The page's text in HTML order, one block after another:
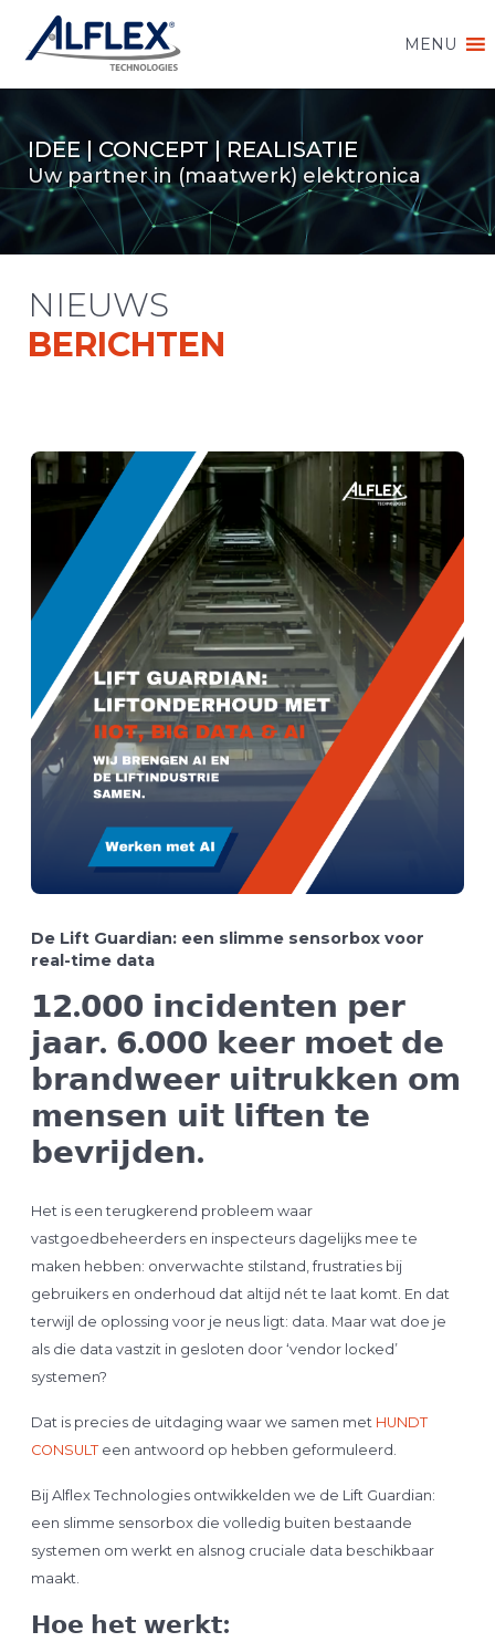
MENU
IDEE | CONCEPT | REALISATIE
Uw partner in (maatwerk) elektronica
NIEUWS
BERICHTEN
De Lift Guardian: een slimme sensorbox voor
real-time data
𝟭𝟮.𝟬𝟬𝟬 𝗶𝗻𝗰𝗶𝗱𝗲𝗻𝘁𝗲𝗻 𝗽𝗲𝗿
𝗷𝗮𝗮𝗿. 𝟲.𝟬𝟬𝟬 𝗸𝗲𝗲𝗿 𝗺𝗼𝗲𝘁 𝗱𝗲
𝗯𝗿𝗮𝗻𝗱𝘄𝗲𝗲𝗿 𝘂𝗶𝘁𝗿𝘂𝗸𝗸𝗲𝗻 𝗼𝗺
𝗺𝗲𝗻𝘀𝗲𝗻 𝘂𝗶𝘁 𝗹𝗶𝗳𝘁𝗲𝗻 𝘁𝗲
𝗯𝗲𝘃𝗿𝗶𝗷𝗱𝗲𝗻.
Het is een terugkerend probleem waar
vastgoedbeheerders en inspecteurs dagelijks mee te
maken hebben: onverwachte stilstand, frustraties bij
gebruikers en onderhoud dat altijd nét te laat komt. En dat
terwijl de oplossing voor je neus ligt: data. Maar wat doe je
als die data vastzit in gesloten door ‘vendor locked’
systemen?
Dat is precies de uitdaging waar we samen met HUNDT
CONSULTeen antwoord op hebben geformuleerd.
Bij Alflex Technologies ontwikkelden we de Lift Guardian:
een slimme sensorbox die volledig buiten bestaande
systemen om werkt en alsnog cruciale data beschikbaar
maakt.
𝗛𝗼𝗲 𝗵𝗲𝘁 𝘄𝗲𝗿𝗸𝘁: